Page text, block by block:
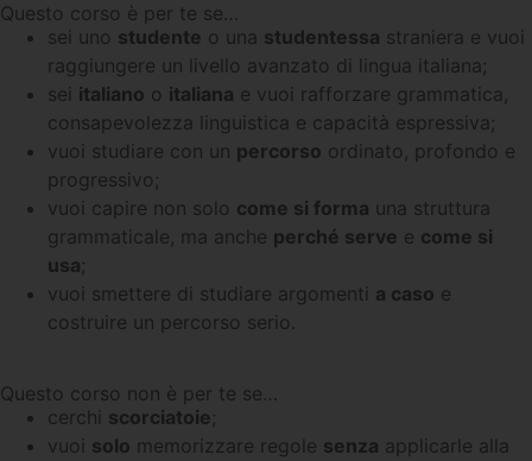
Questo corso è per te se…
sei uno studente o una studentessa straniera e vuoi
raggiungere un livello avanzato di lingua italiana;
sei italiano o italiana e vuoi rafforzare grammatica,
consapevolezza linguistica e capacità espressiva;
vuoi studiare con un percorso ordinato, profondo e
progressivo;
vuoi capire non solo come si forma una struttura
grammaticale, ma anche perché serve e come si
usa;
vuoi smettere di studiare argomenti a caso e
costruire un percorso serio.
Questo corso non è per te se…
cerchi scorciatoie;
vuoi solo memorizzare regole senza applicarle alla